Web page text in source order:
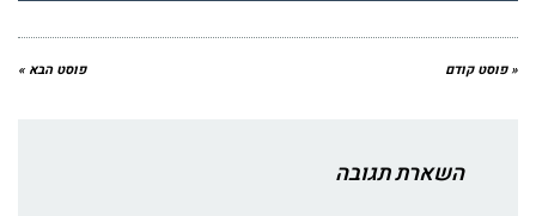
« פוסט קודם פוסט הבא »
השארת תגובה